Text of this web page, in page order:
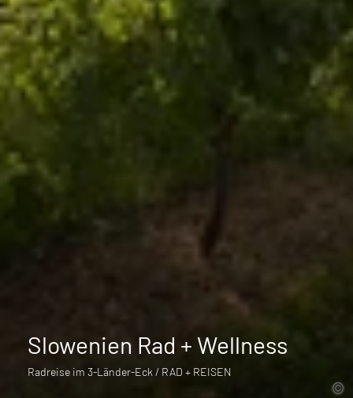
Slowenien Rad + Wellness
Radreise im 3-Länder-Eck / RAD + REISEN